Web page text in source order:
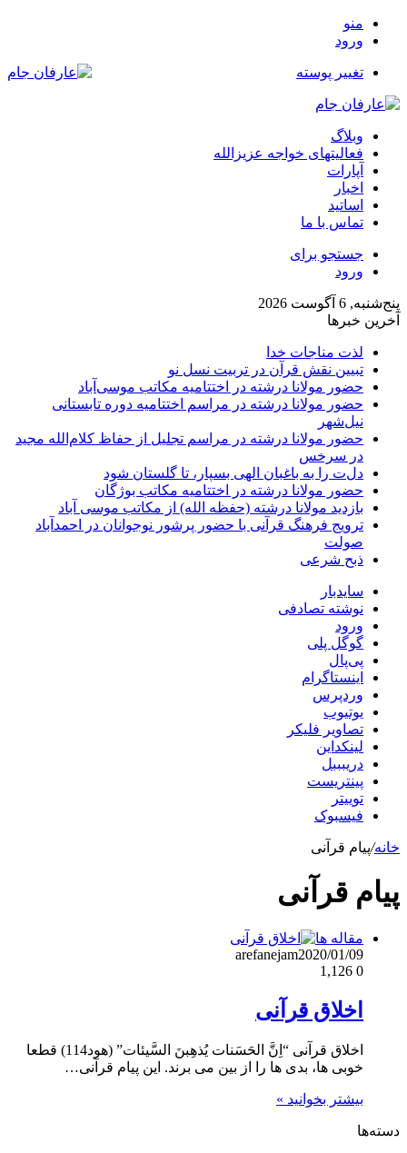
منو
ورود
تغییر پوسته
وبلاگ
فعالیتهای خواجه عزیزالله
آپارات
اخبار
اساتید
تماس با ما
جستجو برای
ورود
پنج‌شنبه, 6 آگوست 2026
آخرین خبرها
لذت مناجات خدا
تبیین نقش قرآن در تربیت نسل نو
حضور مولانا درشته در اختتامیه مکاتب موسی‌آباد
حضور مولانا درشته در مراسم اختتامیه دوره تابستانی
نیل‌شهر
حضور مولانا درشته در مراسم تجلیل از حفاظ کلام‌الله مجید
در سرخس
دل‌ت را به باغبان الهی بسپار، تا گلستان شود
حضور مولانا درشته در اختتامیه مکاتب بوژگان
بازدید مولانا درشته (حفظه الله) از مکاتب موسی آباد
ترویج فرهنگ قرآنی با حضور پرشور نوجوانان در احمدآباد
صولت
ذبح شرعی
سایدبار
نوشته تصادفی
ورود
گوگل پلی
پی‌پال
اینستاگرام
وردپرس
یوتیوب
تصاویر فلیکر
لینکداین
دریبببل
پینتریست
توییتر
فیسبوک
خانه/پیام قرآنی
پیام قرآنی
مقاله ها
arefanejam2020/01/09
0
اخلاق قرآنی
اخلاق قرآنی “اِنَّ الحَسَنات یُذهِبنَ السَّیئات” (هود114) قطعا
خوبی ها، بدی ها را از بین می برند. این پیام قرآنی…
بیشتر بخوانید »
دسته‌ها